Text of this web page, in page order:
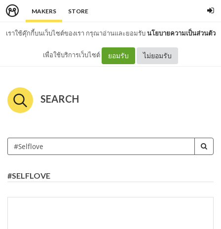
MAKERS STORE
เราใช้คุ๊กกี้บนเว็บไซต์ของเรา กรุณาอ่านและยอมรับนโยบายความเป็นส่วนตัว
เพื่อใช้บริการเว็บไซต์ ยอมรับ ไม่ยอมรับ
SEARCH
#SELFLOVE